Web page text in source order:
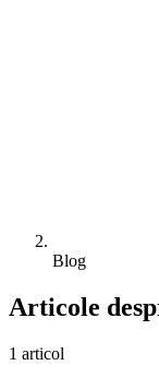
Blog
Articole
1 articol